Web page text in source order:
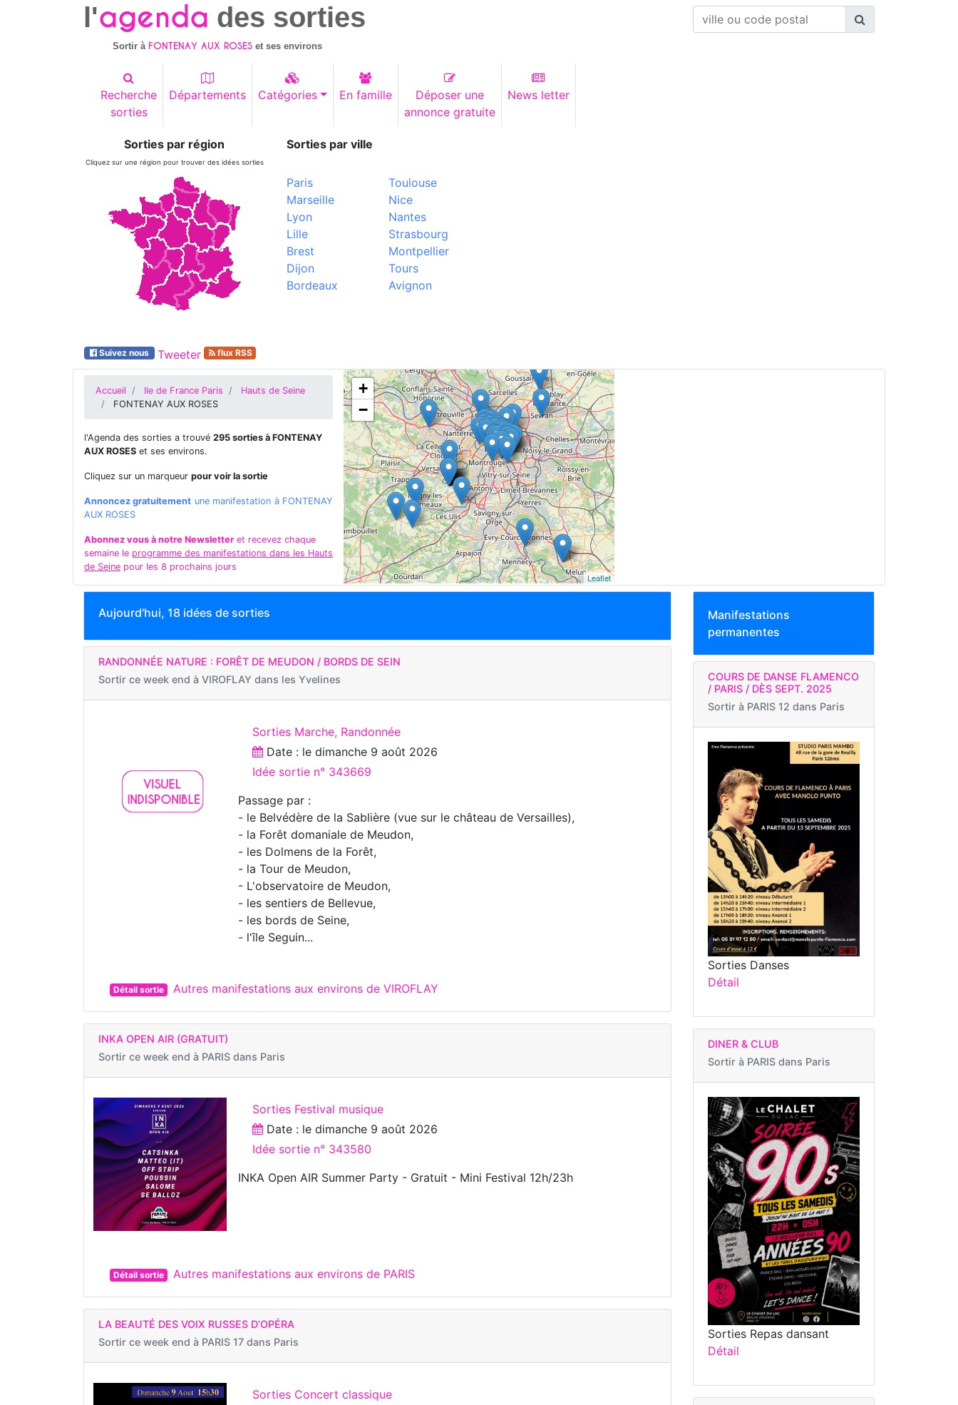
l'agenda des sorties
Sortir à FONTENAY AUX ROSES et ses environs
Recherche
sorties
Départements Catégories En famille
Déposer une
annonce gratuite
News letter
Sorties par région
Cliquez sur une région pour trouver des idées sorties
Sorties par ville
Paris
Marseille
Lyon
Lille
Brest
Dijon
Bordeaux
Toulouse
Nice
Nantes
Strasbourg
Montpellier
Tours
Avignon
Suivez nous Tweeter flux RSS
Accueil Ile de France Paris
Hauts de Seine
FONTENAY AUX ROSES
l'Agenda des sorties a trouvé 295 sorties à FONTENAY
AUX ROSES et ses environs.
Cliquez sur un marqueur pour voir la sortie
Annoncez gratuitement une manifestation à FONTENAY
AUX ROSES
Abonnez vous à notre Newsletter et recevez chaque
semaine le programme des manifestations dans les Hauts
de Seine pour les 8 prochains jours
+
−
Leaflet
Aujourd'hui, 18 idées de sorties
RANDONNÉE NATURE : FORÊT DE MEUDON / BORDS DE SEIN
Sortir ce week end à VIROFLAY dans les Yvelines
Sorties Marche, Randonnée
Date : ledimanche 9 août 2026
Idée sortie n° 343669
Passage par :
- le Belvédère de la Sablière (vue sur le château de Versailles),
- la Forêt domaniale de Meudon,
- les Dolmens de la Forêt,
- la Tour de Meudon,
- L'observatoire de Meudon,
- les sentiers de Bellevue,
- les bords de Seine,
- l'île Seguin...
Détail sortie Autres manifestations aux environs de VIROFLAY
INKA OPEN AIR (GRATUIT)
Sortir ce week end à PARIS dans Paris
Sorties Festival musique
Date : ledimanche 9 août 2026
Idée sortie n° 343580
INKA Open AIR Summer Party - Gratuit - Mini Festival 12h/23h
Détail sortie Autres manifestations aux environs de PARIS
LA BEAUTÉ DES VOIX RUSSES D’OPÉRA
Sortir ce week end à PARIS 17 dans Paris
Sorties Concert classique
Manifestations
permanentes
COURS DE DANSE FLAMENCO
/ PARIS / DÈS SEPT. 2025
Sortir à PARIS 12 dans Paris
Sorties Danses
Détail
DINER & CLUB
Sortir à PARIS dans Paris
Sorties Repas dansant
Détail